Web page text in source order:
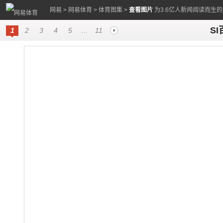
网易 > 网易体育 > 体育图集 > 查看图片 为3.6亿人新闻阅读而生
1 2 3 4 5 11 SI